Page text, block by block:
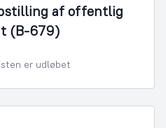
af offentlig
(B-679)
er udløbet